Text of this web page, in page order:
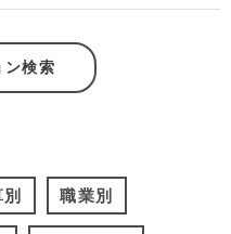
ン検索
職業別